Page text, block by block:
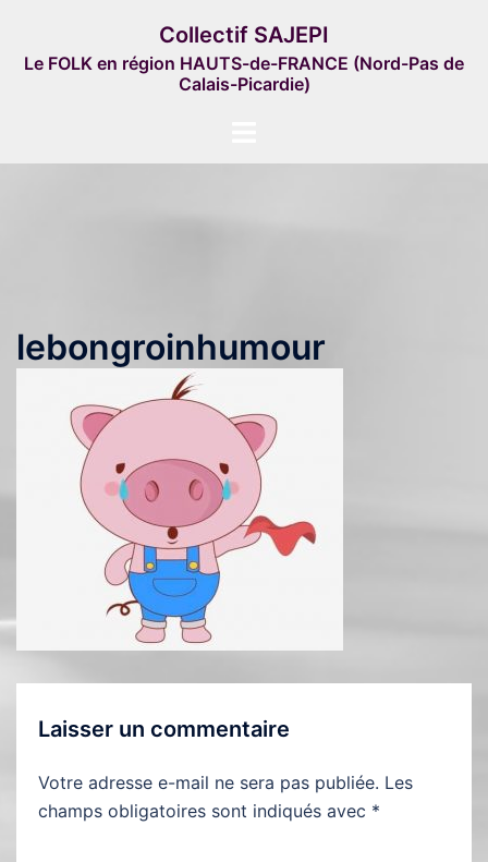
contenu
Collectif SAJEPI
Le FOLK en région HAUTS-de-FRANCE (Nord-Pas de
Calais-Picardie)
lebongroinhumour
Laisser un commentaire
Votre adresse e-mail ne sera pas publiée. Les
champs obligatoires sont indiqués avec *